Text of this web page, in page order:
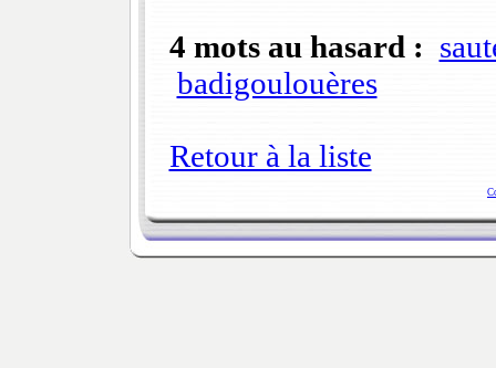
4 mots au hasard :
badigoulouères
Retour à la liste